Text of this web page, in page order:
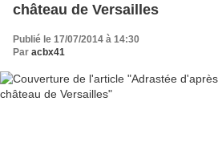
château de Versailles
Publié le 17/07/2014 à 14:30
Par acbx41